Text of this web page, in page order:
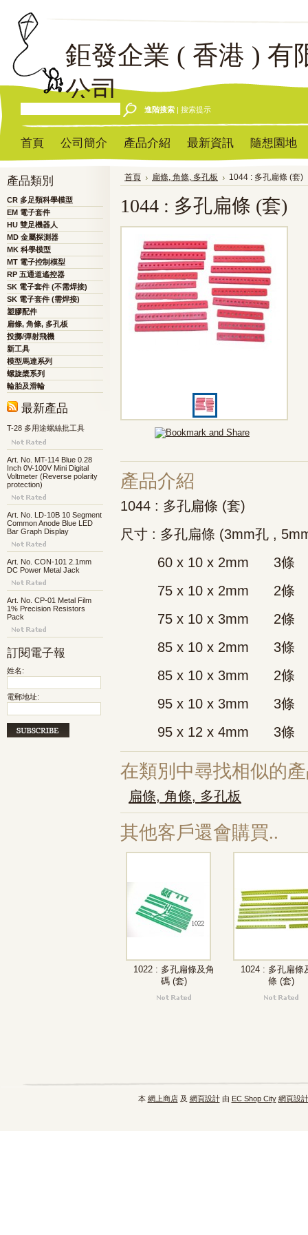
鉅發企業 ( 香港 ) 有
公司
進階搜索 | 搜索提示
首頁 公司簡介 產品介紹 最新資訊 隨想園地
產品類別
CR 多足類科學模型
EM 電子套件
HU 雙足機器人
MD 金屬探測器
MK 科學模型
MT 電子控制模型
RP 五通道遙控器
SK 電子套件 (不需焊接)
SK 電子套件 (需焊接)
塑膠配件
扁條, 角條, 多孔板
投擲/彈射飛機
新工具
模型馬達系列
螺旋槳系列
輪胎及滑輪
最新產品
T-28 多用途螺絲批工具
Art. No. MT-114 Blue 0.28
Inch 0V-100V Mini Digital
Voltmeter (Reverse polarity
protection)
Art. No. LD-10B 10 Segment
Common Anode Blue LED
Bar Graph Display
Art. No. CON-101 2.1mm
DC Power Metal Jack
Art. No. CP-01 Metal Film
1% Precision Resistors
Pack
訂閱電子報
姓名:
電郵地址:
首頁 扁條, 角條, 多孔板 1044 : 多孔扁條 (套)
1044 : 多孔扁條 (套)
產品介紹
1044 : 多孔扁條 (套)
尺寸 : 多孔扁條 (3mm孔 ,
60 x 10 x 2mm 3條
75 x 10 x 2mm 2條
75 x 10 x 3mm 2條
85 x 10 x 2mm 3條
85 x 10 x 3mm 2條
95 x 10 x 3mm 3條
95 x 12 x 4mm 3條
在類別中尋找相似的
扁條, 角條, 多孔板
其他客戶還會購買..
1022 : 多孔扁條及角
碼 (套)
1024 : 多孔扁條
條 (套)
本 網上商店 及 網頁設計由 EC Shop City 網頁設